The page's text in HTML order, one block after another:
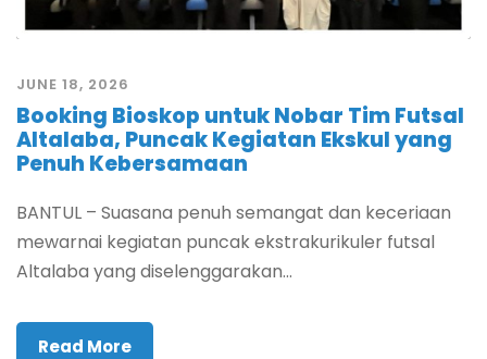
JUNE 18, 2026
Booking Bioskop untuk Nobar Tim Futsal
Altalaba, Puncak Kegiatan Ekskul yang
Penuh Kebersamaan
BANTUL – Suasana penuh semangat dan keceriaan
mewarnai kegiatan puncak ekstrakurikuler futsal
Altalaba yang diselenggarakan...
Read More